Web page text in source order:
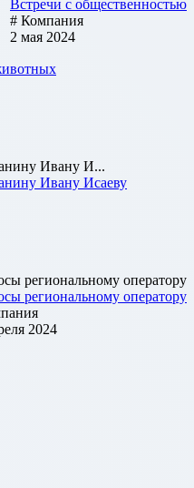
Встречи с общественностью
# Компания
2 мая 2024
Ивану И...
Ивану Исаеву
региональному оператору
региональному оператору
2024